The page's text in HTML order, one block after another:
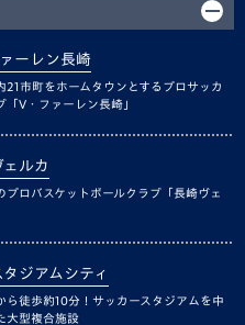
ーレン長崎
21市町をホームタウンとするプロサッカ
「V・ファーレン長崎」
ェルカ
プロバスケットボールクラブ「長崎ヴェ
タジアムシティ
ら徒歩約10分！サッカースタジアムを中
大型複合施設